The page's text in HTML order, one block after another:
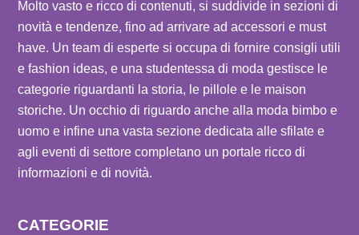
Molto vasto e ricco di contenuti, si suddivide in sezioni di
novità e tendenze, fino ad arrivare ad accessori e must
have. Un team di esperte si occupa di fornire consigli utili
e fashion ideas, e una studentessa di moda gestisce le
categorie riguardanti la storia, le pillole e le maison
storiche. Un occhio di riguardo anche alla moda bimbo e
uomo e infine una vasta sezione dedicata alle sfilate e
agli eventi di settore completano un portale ricco di
informazioni e di novità.
CATEGORIE